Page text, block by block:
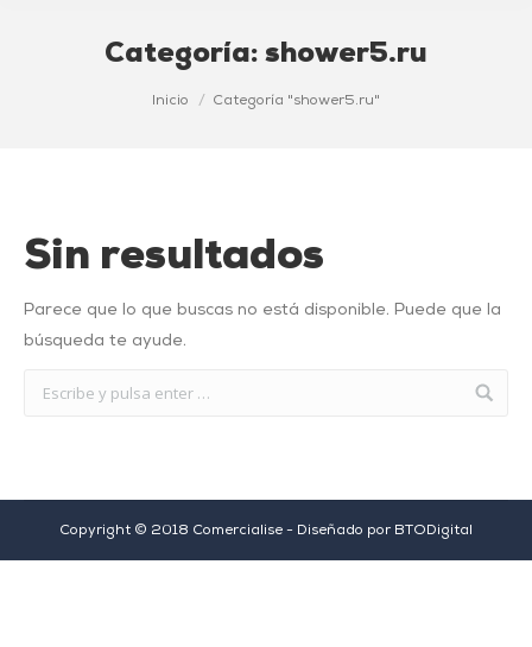
Categoría: shower5.ru
Inicio Categoría "shower5.ru"
Sin resultados
Parece que lo que buscas no está disponible. Puede que la
búsqueda te ayude.
Copyright © 2018 Comercialise - Diseñado por BTODigital